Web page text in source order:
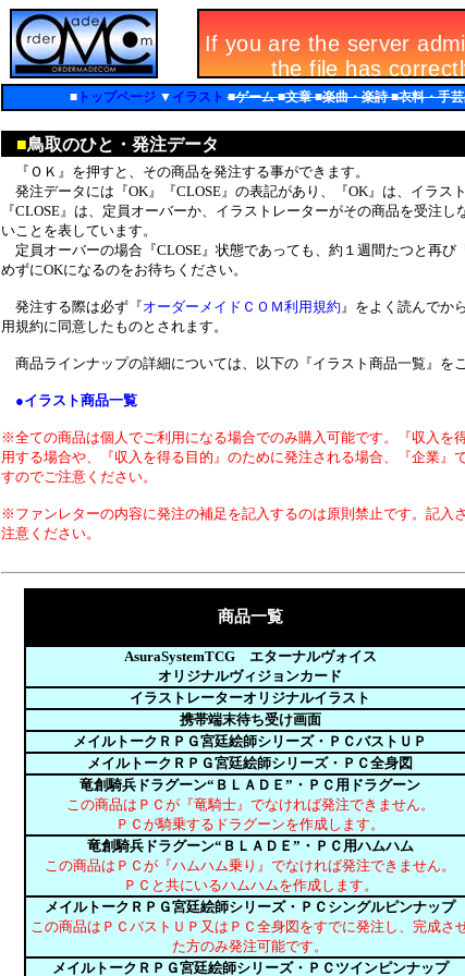
■トップページ▼ イラスト ■ゲーム ■文章 ■楽曲・楽詩 ■衣料・手
■鳥取のひと・発注データ
『ＯＫ』を押すと、その商品を発注する事ができます。
発注データには『OK』『CLOSE』の表記があり、『OK』は、イラス
『CLOSE』は、定員オーバーか、イラストレーターがその商品を受注
いことを表しています。
定員オーバーの場合『CLOSE』状態であっても、約１週間たつと再び
めずにOKになるのをお待ちください。
発注する際は必ず『オーダーメイドＣＯＭ利用規約』をよく読んでか
用規約に同意したものとされます。
商品ラインナップの詳細については、以下の『イラスト商品一覧』をご
●イラスト商品一覧
※全ての商品は個人でご利用になる場合でのみ購入可能です。『収入を
用する場合や、『収入を得る目的』のために発注される場合、『企業』
すのでご注意ください。
※ファンレターの内容に発注の補足を記入するのは原則禁止です。記入
注意ください。
商品一覧
AsuraSystemTCG エターナルヴォイス
オリジナルヴィジョンカード
イラストレーターオリジナルイラスト
携帯端末待ち受け画面
メイルトークＲＰＧ宮廷絵師シリーズ・ＰＣバストＵＰ
メイルトークＲＰＧ宮廷絵師シリーズ・ＰＣ全身図
竜創騎兵ドラグーン“ＢＬＡＤＥ”・ＰＣ用ドラグーン
この商品はＰＣが『竜騎士』でなければ発注できません。
ＰＣが騎乗するドラグーンを作成します。
竜創騎兵ドラグーン“ＢＬＡＤＥ”・ＰＣ用ハムハム
この商品はＰＣが『ハムハム乗り』でなければ発注できません。
ＰＣと共にいるハムハムを作成します。
メイルトークＲＰＧ宮廷絵師シリーズ・ＰＣシングルピンナップ
この商品はＰＣバストＵＰ又はＰＣ全身図をすでに発注し、完成さ
た方のみ発注可能です。
メイルトークＲＰＧ宮廷絵師シリーズ・ＰＣツインピンナップ